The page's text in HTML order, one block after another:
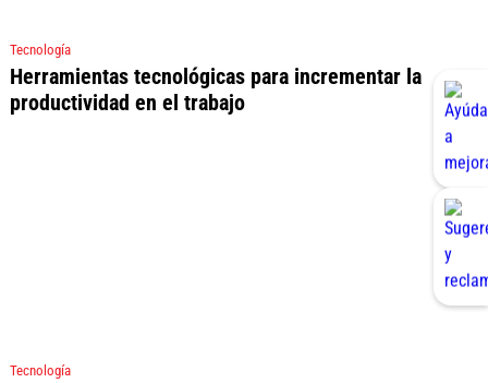
Tecnología
Herramientas tecnológicas para incrementar la
productividad en el trabajo
Tecnología